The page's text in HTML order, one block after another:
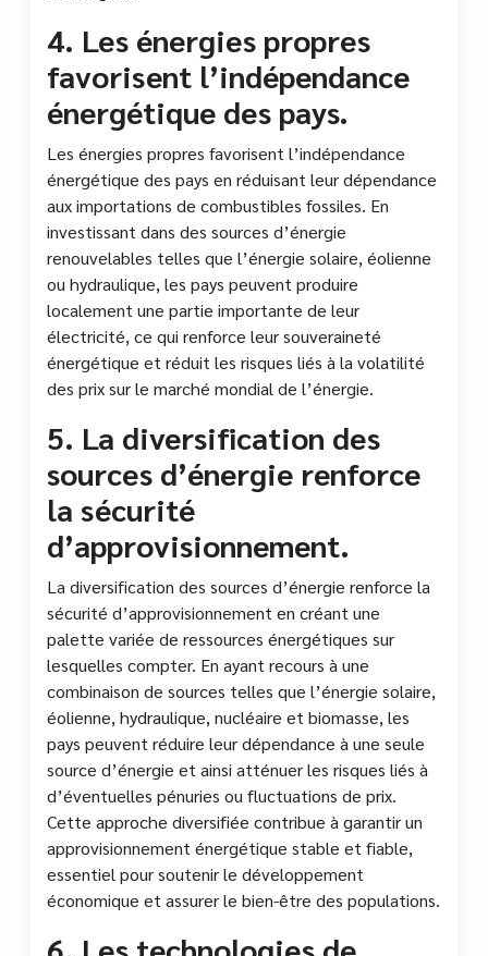
4. Les énergies propres
favorisent l’indépendance
énergétique des pays.
Les énergies propres favorisent l’indépendance
énergétique des pays en réduisant leur dépendance
aux importations de combustibles fossiles. En
investissant dans des sources d’énergie
renouvelables telles que l’énergie solaire, éolienne
ou hydraulique, les pays peuvent produire
localement une partie importante de leur
électricité, ce qui renforce leur souveraineté
énergétique et réduit les risques liés à la volatilité
des prix sur le marché mondial de l’énergie.
5. La diversification des
sources d’énergie renforce
la sécurité
d’approvisionnement.
La diversification des sources d’énergie renforce la
sécurité d’approvisionnement en créant une
palette variée de ressources énergétiques sur
lesquelles compter. En ayant recours à une
combinaison de sources telles que l’énergie solaire,
éolienne, hydraulique, nucléaire et biomasse, les
pays peuvent réduire leur dépendance à une seule
source d’énergie et ainsi atténuer les risques liés à
d’éventuelles pénuries ou fluctuations de prix.
Cette approche diversifiée contribue à garantir un
approvisionnement énergétique stable et fiable,
essentiel pour soutenir le développement
économique et assurer le bien-être des populations.